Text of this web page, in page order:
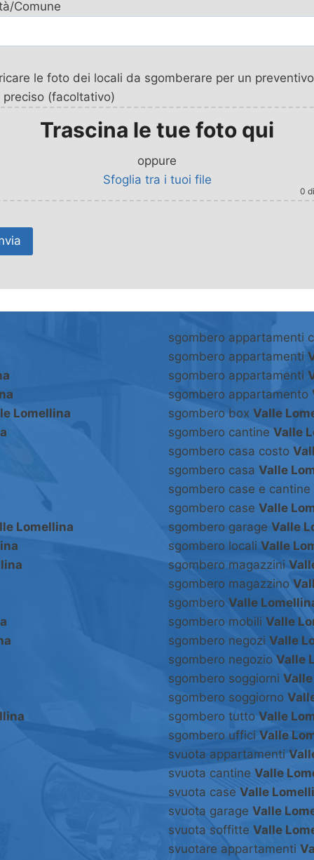
Comune
le foto dei locali da sgomberare per un preventivo
preciso (facoltativo)
Trascina le tue foto qui
oppure
Sfoglia tra i tuoi file
0
Lomellina
Lomellina
sgombero appartamenti
sgombero appartamenti
sgombero appartamenti
sgombero appartamento
sgombero box Valle
sgombero cantine Valle
sgombero casa costo
sgombero casa Valle
sgombero case e cantine
sgombero case Valle
sgombero garage Valle
sgombero locali Valle
sgombero magazzini
sgombero magazzino
sgombero Valle
sgombero mobili Valle
sgombero negozi Valle
sgombero negozio Valle
sgombero soggiorni
sgombero soggiorno
sgombero tutto Valle
sgombero uffici Valle
svuota appartamenti
svuota cantine Valle
svuota case Valle
svuota garage Valle
svuota soffitte Valle
svuotare appartamenti